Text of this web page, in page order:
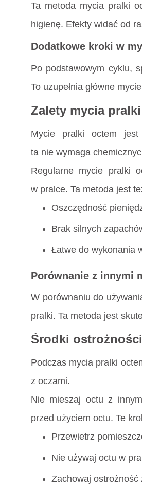
Ta metoda mycia pralki
higienę. Efekty widać od
Dodatkowe kroki w
Po podstawowym cyklu,
To uzupełnia główne
Zalety mycia
Mycie pralki octem
ta nie wymaga
Regularne mycie pralki
w pralce. Ta metoda jest
Oszczędność
Brak silnych
Łatwe do wykonania
Porównanie z innymi
W porównaniu do
pralki. Ta metoda jest
Środki
Podczas mycia pralki
z oczami.
Nie mieszaj octu z
przed użyciem octu. Te
Przewietrz
Nie używaj octu w
Zachowaj ostrożność